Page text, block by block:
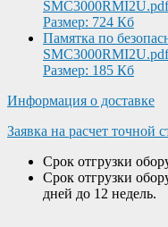
SMC3000RMI2U.pdf
Размер: 724 Кб
Памятка по
SMC3000RMI2U.pdf
Размер: 185 Кб
Информация о доставке
Заявка на расчет точной
Срок отгрузки
Срок отгрузки
дней до 12 недель.